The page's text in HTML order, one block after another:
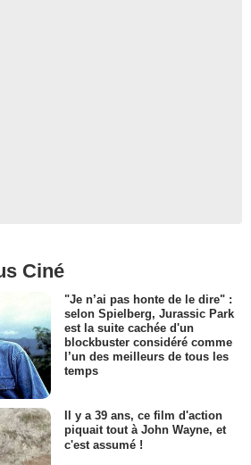
Ciné
"Je n’ai pas honte de le dire" :
selon Spielberg, Jurassic Park
est la suite cachée d'un
blockbuster considéré comme
l’un des meilleurs de tous les
temps
Il y a 39 ans, ce film d'action
piquait tout à John Wayne, et
c'est assumé !